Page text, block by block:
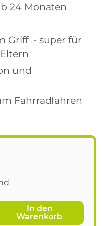
24 Monaten
Griff - super für
und
Fahrradfahren
In den
Warenkorb